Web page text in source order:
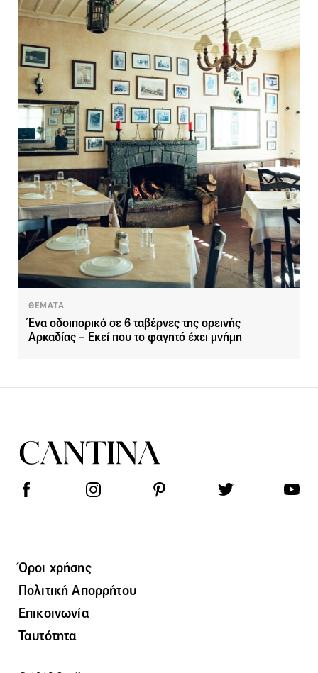
ΘΕΜΑΤΑ
Ένα οδοιπορικό σε 6 ταβέρνες της ορεινής
Αρκαδίας – Εκεί που το φαγητό έχει μνήμη
Όροι χρήσης
Πολιτική Απορρήτου
Επικοινωνία
Ταυτότητα